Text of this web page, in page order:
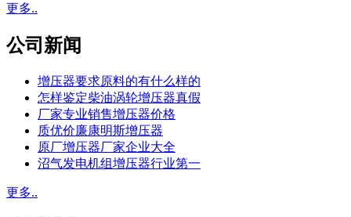
更多..
公司新闻
增压器要求原料的有什么样的
怎样鉴定柴油涡轮增压器真假
厂家专业销售增压器价格
质优价廉康明斯增压器
原厂增压器厂家企业大全
沼气发电机组增压器行业第一
更多..